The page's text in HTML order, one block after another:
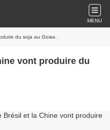
MENU
du soja au Goias .
vont produire du